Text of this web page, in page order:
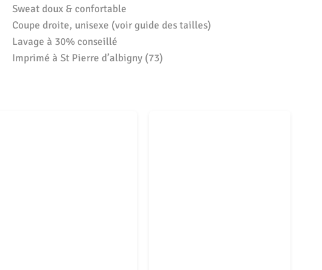
Sweat doux & confortable
Coupe droite, unisexe (voir guide des tailles)
Lavage à 30% conseillé
Imprimé à St Pierre d’albigny (73)